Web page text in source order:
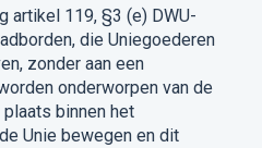
artikel 119, §3 (e) DWU-
die Uniegoederen
zonder aan een
onderworpen van de
binnen het
Unie bewegen en dit